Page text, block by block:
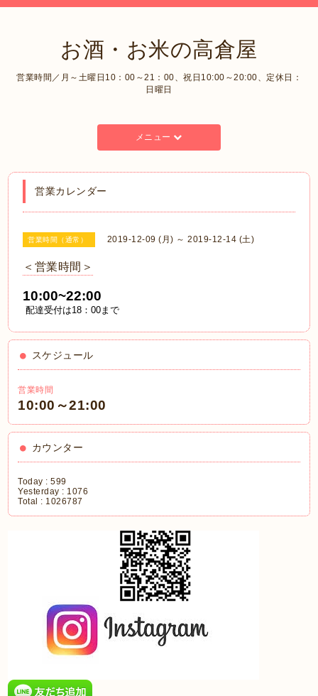
お酒・お米の高倉屋
営業時間／月～土曜日10：00～21：00、祝日10:00～20:00、定休日：
日曜日
メニュー
営業カレンダー
営業時間（通常） 2019-12-09 (月) ～ 2019-12-14 (土)
＜営業時間＞
10:00~22:00
配達受付は18：00まで
スケジュール
営業時間
10:00～21:00
カウンター
Today :599
Yesterday : 1076
Total : 1026787